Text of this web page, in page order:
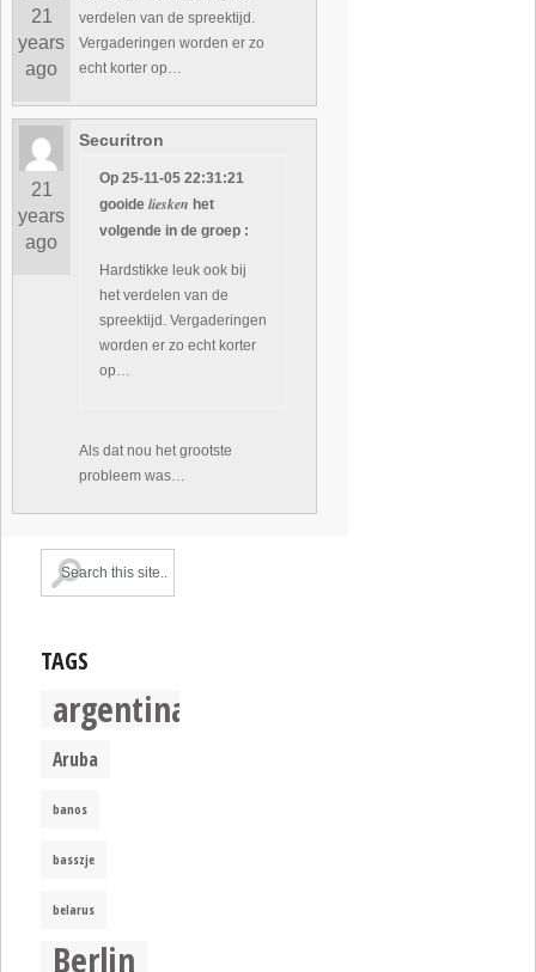
21
years
ago
verdelen van de spreektijd.
Vergaderingen worden er zo
echt korter op…
21
years
ago
Securitron
Op 25-11-05 22:31:21
gooideliesken het
volgende in de groep :
Hardstikke leuk ook bij
het verdelen van de
spreektijd. Vergaderingen
worden er zo echt korter
op…
Als dat nou het grootste
probleem was…
TAGS
argentina
Aruba
banos
basszje
belarus
Berlin